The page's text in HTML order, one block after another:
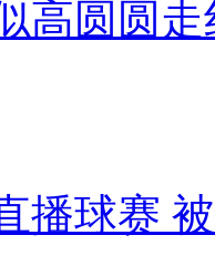
高圆圆走
播球赛